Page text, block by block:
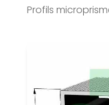
Profils